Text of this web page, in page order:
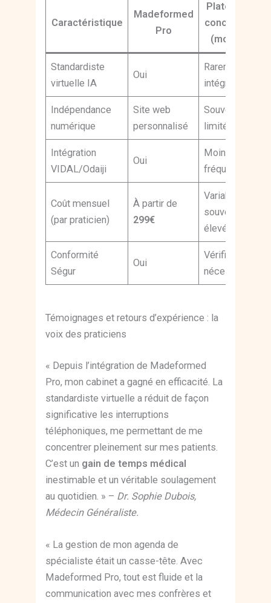
Caractéristique
Madeformed
Pro
Plateformes
concurrentes
(moyenne)
Standardiste
virtuelle IA
Oui
Rarement
intégrée
Indépendance
numérique
Site web
personnalisé
Souvent
limitée
Intégration
VIDAL/Odaiji
Oui
Moins
fréquente
Coût mensuel
(par praticien)
À partir de
299€
Variable,
souvent plus
élevé
Conformité
Ségur
Oui
Vérification
nécessaire
Témoignages et retours d’expérience : la
voix des praticiens
« Depuis l’intégration de Madeformed
Pro, mon cabinet a gagné en efficacité. La
standardiste virtuelle a réduit de façon
significative les interruptions
téléphoniques, me permettant de me
concentrer pleinement sur mes patients.
C’est un gain de temps médical
inestimable et un véritable soulagement
au quotidien. » – Dr. Sophie Dubois,
Médecin Généraliste.
« La gestion de mon agenda de
spécialiste était un casse-tête. Avec
Madeformed Pro, tout est fluide et la
communication avec mes confrères et